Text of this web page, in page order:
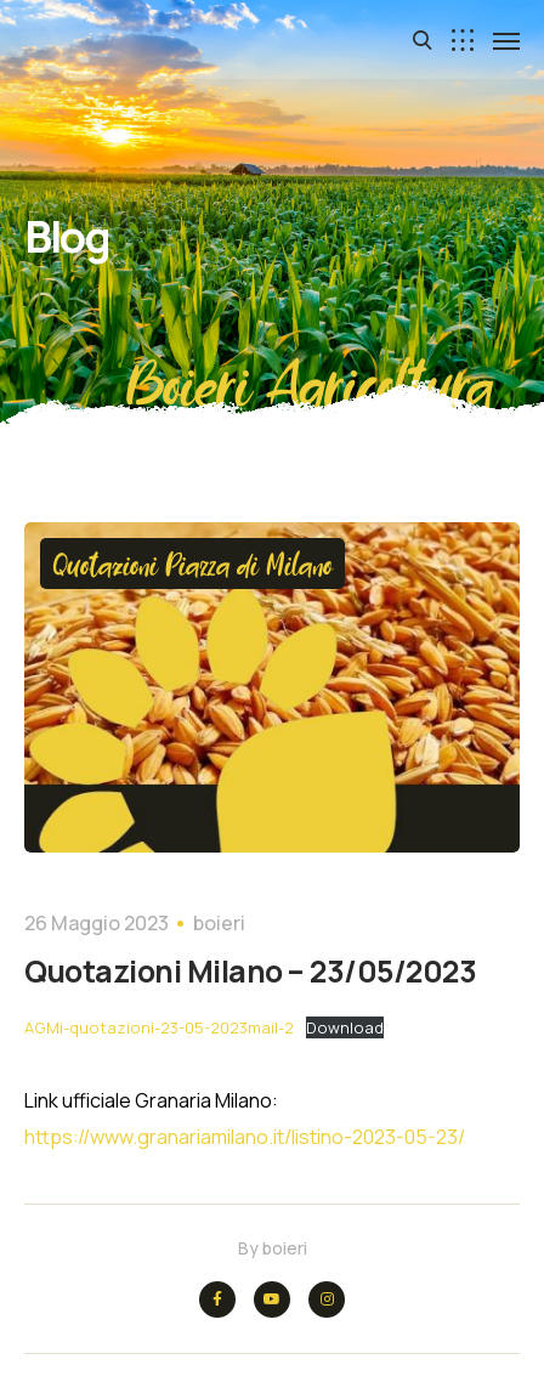
Blog
Boieri Agricoltura
Quotazioni Piazza di Milano
26 Maggio 2023 boieri
Quotazioni Milano – 23/05/2023
AGMi-quotazioni-23-05-2023mail-2 Download
Link ufficiale Granaria Milano:
https://www.granariamilano.it/listino-2023-05-23/
Byboieri